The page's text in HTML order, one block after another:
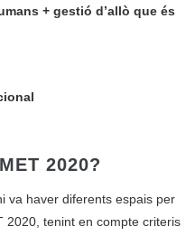
+ gestió d’allò que és
2020?
va haver diferents espais per
2020, tenint en compte criteris